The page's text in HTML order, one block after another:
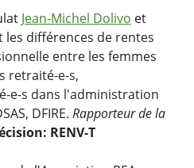
Jean-Michel Dolivo et
les différences de rentes
entre les femmes
retraité-e-s,
e-s dans l'administration
DFIRE. Rapporteur de la
RENV-T